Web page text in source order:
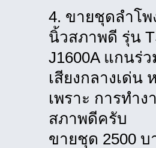
4. ขายชุดลำโพ
นิ้วสภาพดี รุ่น
J1600A แกนร่
เสียงกลางเด่น
เพราะ การทำ
สภาพดีครับ
ขายชุด 2500 บ